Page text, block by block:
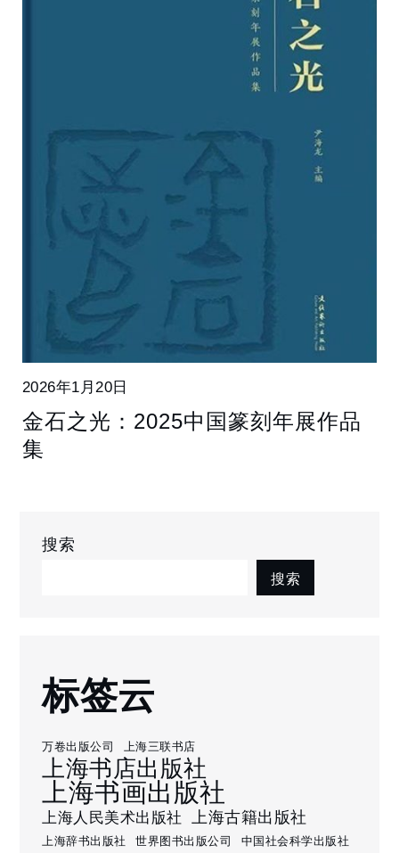
2026年1月20日
金石之光：2025中国篆刻年展作品
集
搜索
搜索
标签云
万卷出版公司 上海三联书店
上海书店出版社
上海书画出版社
上海人民美术出版社 上海古籍出版社
上海辞书出版社 世界图书出版公司 中国社会科学出版社